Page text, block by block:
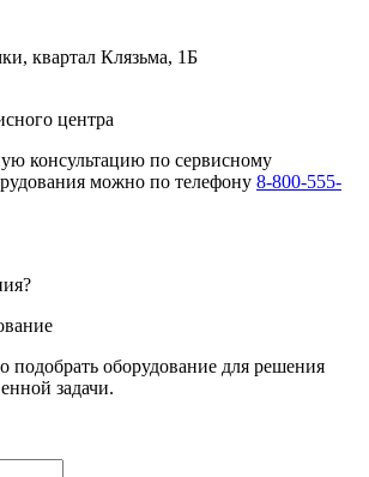
квартал Клязьма, 1Б
центра
консультацию по сервисному
можно по телефону 8-800-555-
?
подобрать оборудование для решения
задачи.